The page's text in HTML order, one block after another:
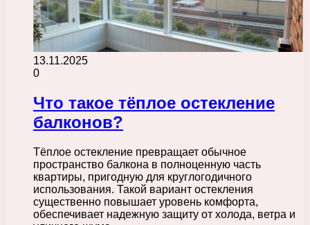
13.11.2025
0
Что такое тёплое остекление
балконов?
Тёплое остекление превращает обычное
пространство балкона в полноценную часть
квартиры, пригодную для круглогодичного
использования. Такой вариант остекления
существенно повышает уровень комфорта,
обеспечивает надежную защиту от холода, ветра и